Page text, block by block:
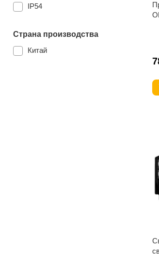
150W
IP54
Страна производства
Китай